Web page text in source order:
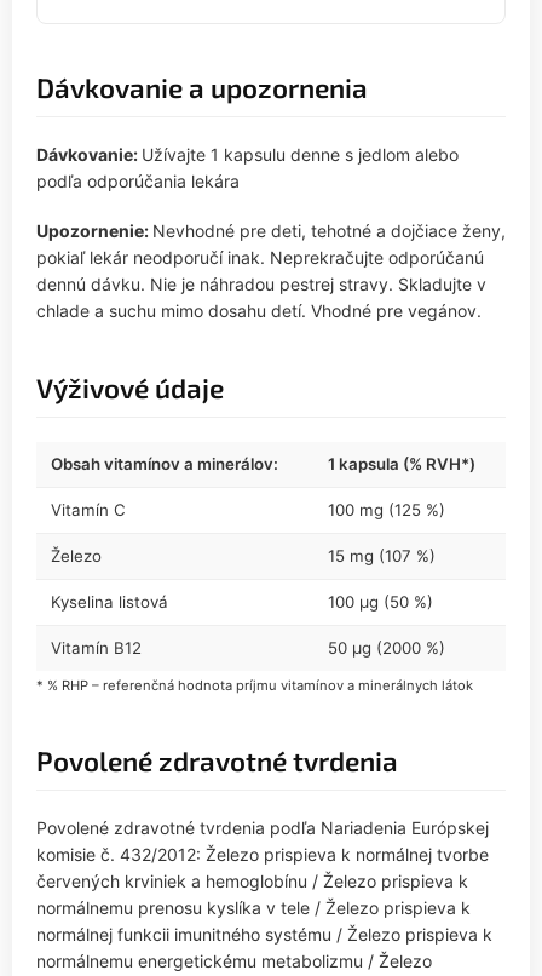
Dávkovanie a upozornenia
Dávkovanie: Užívajte 1 kapsulu denne s jedlom alebo
podľa odporúčania lekára
Upozornenie: Nevhodné pre deti, tehotné a dojčiace ženy,
pokiaľ lekár neodporučí inak. Neprekračujte odporúčanú
dennú dávku. Nie je náhradou pestrej stravy. Skladujte v
chlade a suchu mimo dosahu detí. Vhodné pre vegánov.
Výživové údaje
Obsah vitamínov a minerálov: 1 kapsula (% RVH*)
Vitamín C 100 mg (125 %)
Železo 15 mg (107 %)
Kyselina listová 100 µg (50 %)
Vitamín B12 50 µg (2000 %)
* % RHP – referenčná hodnota príjmu vitamínov a minerálnych látok
Povolené zdravotné tvrdenia
Povolené zdravotné tvrdenia podľa Nariadenia Európskej
komisie č. 432/2012: Železo prispieva k normálnej tvorbe
červených krviniek a hemoglobínu / Železo prispieva k
normálnemu prenosu kyslíka v tele / Železo prispieva k
normálnej funkcii imunitného systému / Železo prispieva k
normálnemu energetickému metabolizmu / Železo